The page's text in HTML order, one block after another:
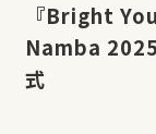
『Bright You
Namba
式